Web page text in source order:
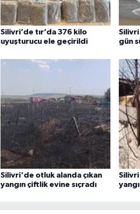
Silivri’de tır’da 376 kilo
uyuşturucu ele geçirildi
gün
Silivri'de otluk alanda çıkan
yangın çiftlik evine sıçradı